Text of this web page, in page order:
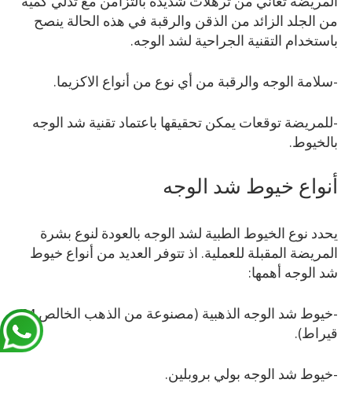
من الجلد الزائد من الذقن والرقبة في هذه الحالة ينصح
باستخدام التقنية الجراحية لشد الوجه.
-سلامة الوجه والرقبة من أي نوع من أنواع الاكزيما.
-للمريضة توقعات يمكن تحقيقها باعتماد تقنية شد الوجه
بالخيوط.
أنواع خيوط شد الوجه
يحدد نوع الخيوط الطبية لشد الوجه بالعودة لنوع بشرة
المريضة المقبلة للعملية. اذ تتوفر العديد من أنواع خيوط
شد الوجه أهمها:
-خيوط شد الوجه الذهبية (مصنوعة من الذهب الخالص 24
قيراط).
-خيوط شد الوجه بولي بروبلين.